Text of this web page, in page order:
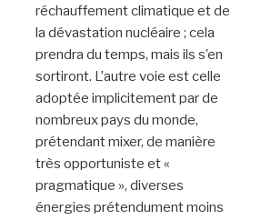
réchauffement climatique et de
la dévastation nucléaire ; cela
prendra du temps, mais ils s’en
sortiront. L’autre voie est celle
adoptée implicitement par de
nombreux pays du monde,
prétendant mixer, de manière
très opportuniste et «
pragmatique », diverses
énergies prétendument moins